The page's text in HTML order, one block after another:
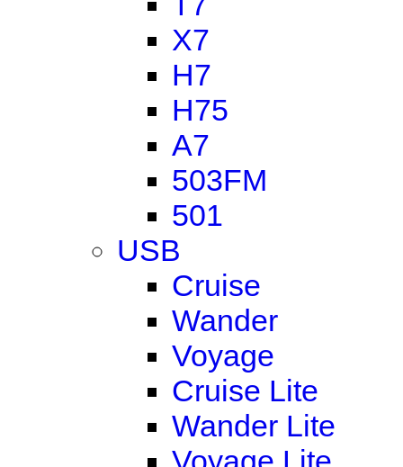
X7
H7
H75
A7
503FM
501
USB
Cruise
Wander
Voyage
Cruise Lite
Wander Lite